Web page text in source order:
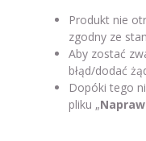
Produkt nie
zgodny ze
Aby zostać
błąd/dodać
Dopóki tego
pliku „